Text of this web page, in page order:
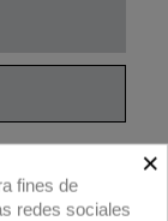
×
fines de
redes sociales